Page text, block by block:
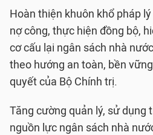
Hoàn thiện khuôn khổ pháp
nợ công, thực hiện đồng bộ,
cơ cấu lại ngân sách nhà
theo hướng an toàn, bền
quyết của Bộ Chính trị.
Tăng cường quản lý, sử dụng
nguồn lực ngân sách nhà